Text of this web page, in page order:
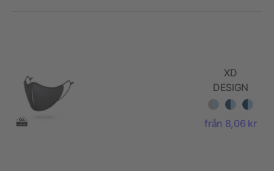
XD
DESIGN
skyddande
mask set
från 8,06 kr